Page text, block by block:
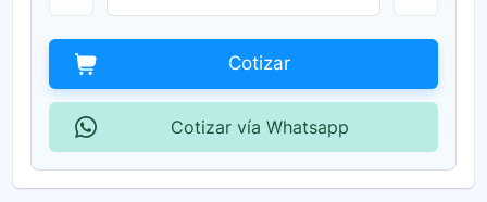
Cotizar
Cotizar vía Whatsapp